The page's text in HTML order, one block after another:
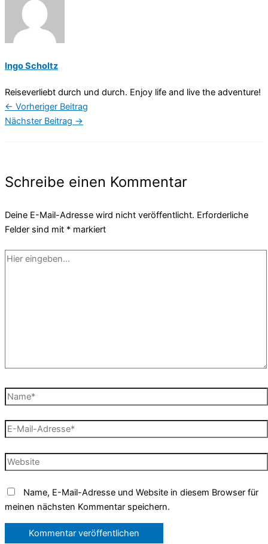
Ingo Scholtz
Reiseverliebt durch und durch. Enjoy life and live the adventure!
← Vorheriger Beitrag
Nächster Beitrag →
Schreibe einen Kommentar
Deine E-Mail-Adresse wird nicht veröffentlicht. Erforderliche
Felder sind mit * markiert
Hier
Name*
E-
Mail-
Adresse*
Website
Name, E-Mail-Adresse und Website in diesem Browser für
meinen nächsten Kommentar speichern.